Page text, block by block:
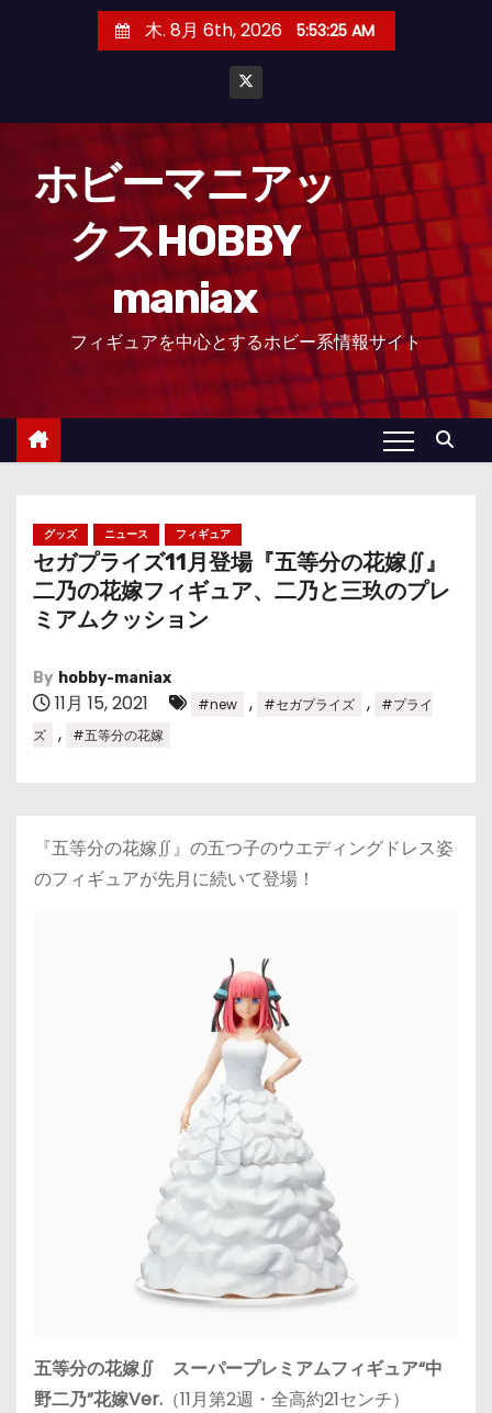
木. 8月 6th, 2026 5:53:26 AM
ホビーマニアッ
クスHOBBY
maniax
フィギュアを中心とするホビー系情報サイト
グッズ ニュース フィギュア
セガプライズ11月登場『五等分の花嫁∬』
二乃の花嫁フィギュア、二乃と三玖のプレ
ミアムクッション
By hobby-maniax
11月 15, 2021 #new , #セガプライズ ,
#プライ
ズ
, #五等分の花嫁
『五等分の花嫁∬』の五つ子のウエディングドレス姿
のフィギュアが先月に続いて登場！
五等分の花嫁∬ スーパープレミアムフィギュア“中
野二乃”花嫁Ver. （11月第2週・全高約21センチ）